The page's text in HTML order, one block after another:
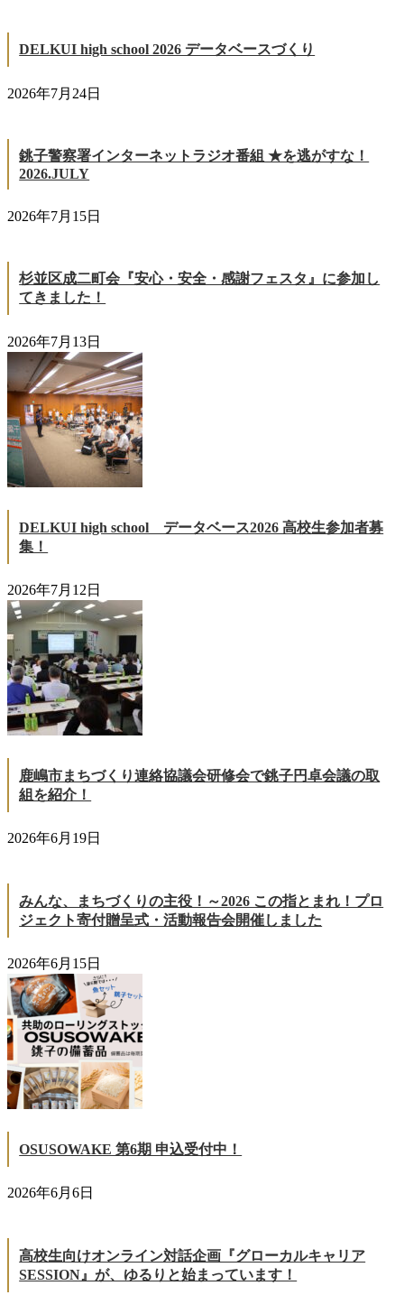
DELKUI high school 2026 データベースづくり
2026年7月24日
銚子警察署インターネットラジオ番組 ★を逃がすな！
2026.JULY
2026年7月15日
杉並区成二町会『安心・安全・感謝フェスタ』に参加し
てきました！
2026年7月13日
DELKUI high school データベース2026 高校生参加者募
集！
2026年7月12日
鹿嶋市まちづくり連絡協議会研修会で銚子円卓会議の取
組を紹介！
2026年6月19日
みんな、まちづくりの主役！～2026 この指とまれ！プロ
ジェクト寄付贈呈式・活動報告会開催しました
2026年6月15日
OSUSOWAKE 第6期 申込受付中！
2026年6月6日
高校生向けオンライン対話企画『グローカルキャリア
SESSION』が、ゆるりと始まっています！